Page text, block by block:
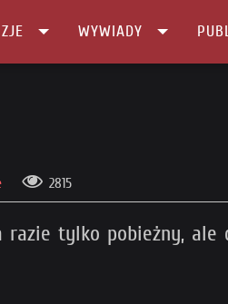
WYWIADY
2815
tylko pobieżny, ale